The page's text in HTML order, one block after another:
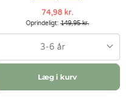
74,98 kr.
Oprindeligt:149,95 kr.
3-6 år
Læg i kurv